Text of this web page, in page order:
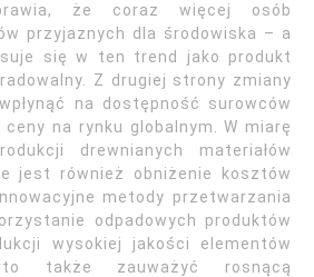
że coraz więcej osób
przyjaznych dla środowiska – a
się w ten trend jako produkt
Z drugiej strony zmiany
na dostępność surowców
na rynku globalnym. W miarę
drewnianych materiałów
jest również obniżenie kosztów
metody przetwarzania
odpadowych produktów
wysokiej jakości elementów
także zauważyć rosnącą